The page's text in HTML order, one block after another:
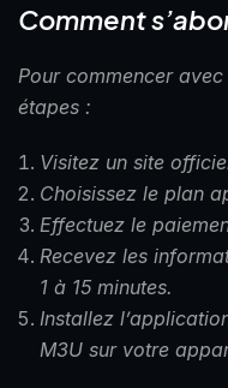
Comment
Pour commencer avec
étapes :
Visitez un site
Choisissez le plan
Effectuez le
Recevez les
1 à 15 minutes.
Installez
M3U sur votre